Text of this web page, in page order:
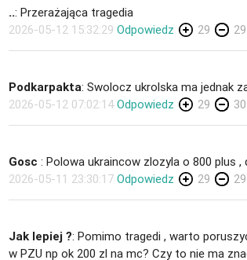
..: Przerażająca tragedia
2026-05-12 15:32:29 Odpowiedz 29 29
Podkarpakta: Swolocz ukrolska ma jednak
2026-05-12 07:02:14 Odpowiedz 29 30
Gosc: Polowa ukraincow zlozyla o 800 plus
2026-05-11 23:30:17 Odpowiedz 29 29
Jak lepiej ?: Pomimo tragedi , warto
w PZU np ok 200 zl na mc? Czy to nie ma